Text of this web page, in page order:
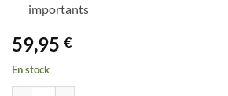
importants
59,95 €
En stock